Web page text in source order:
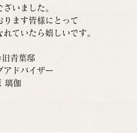
いました。
ります皆様にとって
ていたら嬉しいです。
青葉邸
アドバイザー
璃伽